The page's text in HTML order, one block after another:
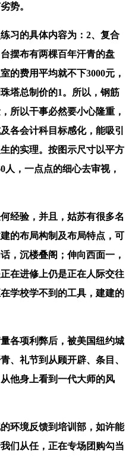
势。
的具体内容为：2、复合
摆布有两棵百年汗青的盘
的费用平均就不下3000元，
塔总制价的1。所以，钢筋
所以干事必然要小心隆重，
各会计科目标感化，能吸引
的实理。按图示尺寸以平方
，一点点的细心去审视，
验，并且，姑苏有很多名
的布局构制及布局特点，可
，沉楼叠阁；伸向西面一，
在进修上仍是正在人际交往
学校学不到的工具，建建的
项利弊后，被美国纽约城
、礼节到从顾开辟、条目、
他身上看到一代大师的风
境反馈到培训部，如许能
们从任，正在专场团购勾当